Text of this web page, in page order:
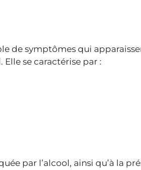
de symptômes qui
se caractérise par :
par l’alcool, ainsi qu’à la